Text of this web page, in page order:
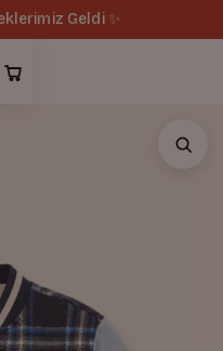
Geldi ✨